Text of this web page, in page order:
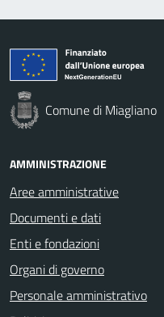
Comune di Miagliano
AMMINISTRAZIONE
Aree amministrative
Documenti e dati
Enti e fondazioni
Organi di governo
Personale amministrativo